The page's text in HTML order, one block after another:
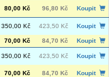
80,00 Kč 96,80 Kč
Koupit
350,00 Kč 423,50 Kč Koupit
70,00 Kč 84,70 Kč
Koupit
350,00 Kč 423,50 Kč
Koupit
70,00 Kč 84,70 Kč
Koupit